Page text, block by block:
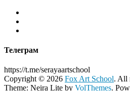
Телеграм
https://t.me/serayaartschool
Copyright © 2026 Fox Art School. All
Theme: Neira Lite by VolThemes.